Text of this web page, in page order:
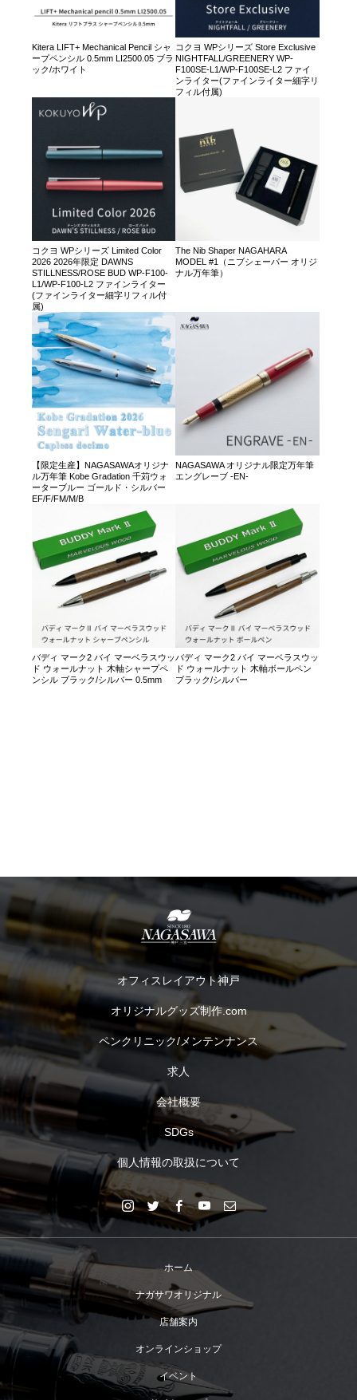
Kitera LIFT+ Mechanical Pencil シャ
ープペンシル 0.5mm LI2500.05 ブラ
ック/ホワイト
コクヨ WPシリーズ Store Exclusive
NIGHTFALL/GREENERY WP-
F100SE-L1/WP-F100SE-L2 ファイ
ンライター(ファインライター細字リ
フィル付属)
コクヨ WPシリーズ Limited Color
2026 2026年限定 DAWNS
STILLNESS/ROSE BUD WP-F100-
L1/WP-F100-L2 ファインライター
(ファインライター細字リフィル付
属)
The Nib Shaper NAGAHARA
MODEL #1（ニブシェーパー オリジ
ナル万年筆）
【限定生産】NAGASAWAオリジナ
ル万年筆 Kobe Gradation 千苅ウォ
ーターブルー ゴールド・シルバー
EF/F/FM/M/B
NAGASAWA オリジナル限定万年筆
エングレーブ -EN-
バディ マーク2 バイ マーベラスウッ
ド ウォールナット 木軸シャープペ
ンシル ブラック/シルバー 0.5mm
バディ マーク2 バイ マーベラスウッ
ド ウォールナット 木軸ボールペン
ブラック/シルバー
オフィスレイアウト神戸
オリジナルグッズ制作.com
ペンクリニック/メンテンナンス
求人
会社概要
SDGs
個人情報の取扱について
ホーム
ナガサワオリジナル
店舗案内
オンラインショップ
イベント